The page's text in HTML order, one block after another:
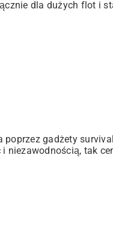
dla dużych flot i
gadżety
niezawodnością, tak